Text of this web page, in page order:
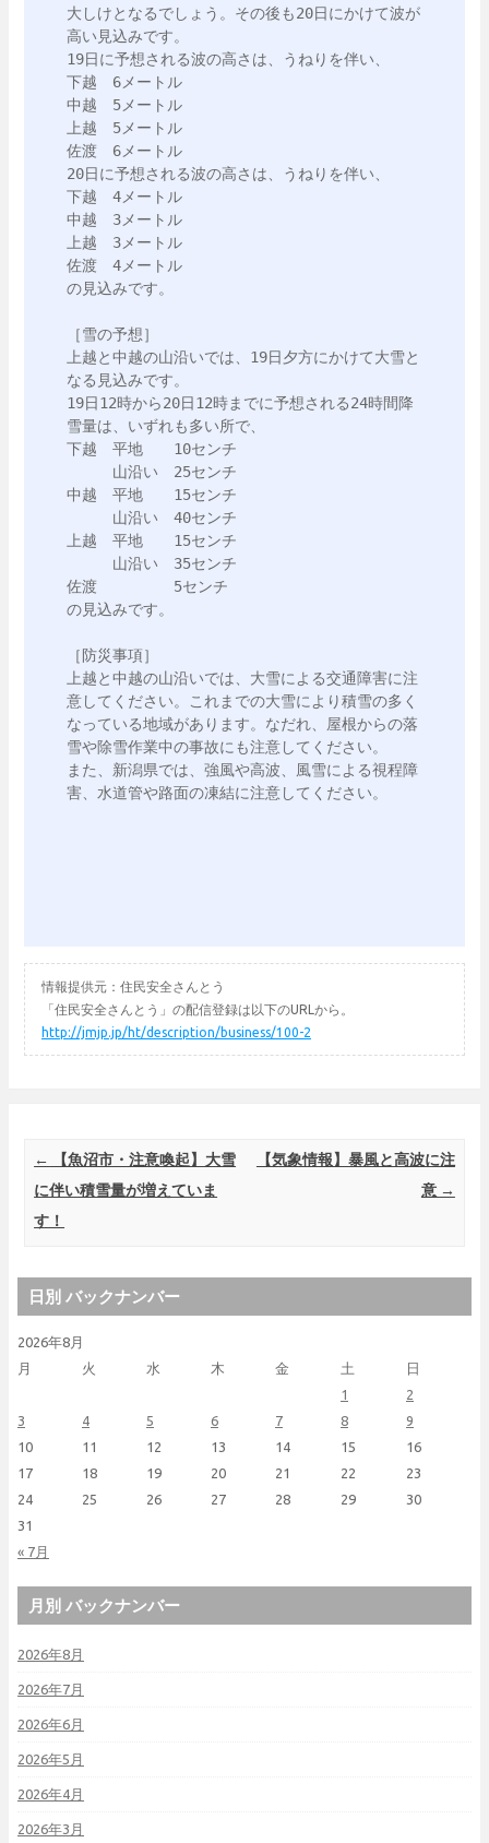
大しけとなるでしょう。その後も20日にかけて波が
高い見込みです。
19日に予想される波の高さは、うねりを伴い、
下越　6メートル
中越　5メートル
上越　5メートル
佐渡　6メートル
20日に予想される波の高さは、うねりを伴い、
下越　4メートル
中越　3メートル
上越　3メートル
佐渡　4メートル
の見込みです。
［雪の予想］
上越と中越の山沿いでは、19日夕方にかけて大雪と
なる見込みです。
19日12時から20日12時までに予想される24時間降
雪量は、いずれも多い所で、
下越　平地　　10センチ
山沿い　25センチ
中越　平地　　15センチ
山沿い　40センチ
上越　平地　　15センチ
山沿い　35センチ
佐渡　　　　　5センチ
の見込みです。
［防災事項］
上越と中越の山沿いでは、大雪による交通障害に注
意してください。これまでの大雪により積雪の多く
なっている地域があります。なだれ、屋根からの落
雪や除雪作業中の事故にも注意してください。
また、新潟県では、強風や高波、風雪による視程障
害、水道管や路面の凍結に注意してください。
情報提供元：住民安全さんとう
「住民安全さんとう」の配信登録は以下のURLから。
http://jmjp.jp/ht/description/business/100-2
Post navigation
←
【魚沼市・注意喚起】大雪
に伴い積雪量が増えていま
す！
【気象情報】暴風と高波に注
意 →
日別 バックナンバー
2026年8月
月
火 水 木 金 土 日
« 7月
1
2
3
4 5 6 7 8
9
10
11 12 13 14 15
16
17
18 19 20 21 22
23
24
25 26 27 28 29
30
31
月別 バックナンバー
2026年8月
2026年7月
2026年6月
2026年5月
2026年4月
2026年3月